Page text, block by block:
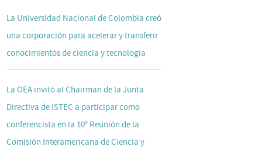
La Universidad Nacional de Colombia creó
una corporación para acelerar y transferir
conocimientos de ciencia y tecnología
La OEA invitó al Chairman de la Junta
Directiva de ISTEC a participar como
conferencista en la 10° Reunión de la
Comisión Interamericana de Ciencia y